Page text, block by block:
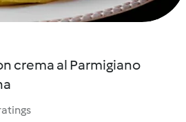
crema al Parmigiano